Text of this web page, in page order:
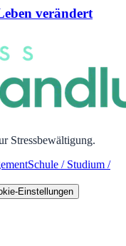
verändert
Stressbewältigung.
Schule / Studium /
Einstellungen